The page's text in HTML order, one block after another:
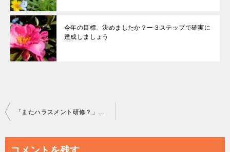
今年の目標、決めましたか？ー３ステップで確実に
達成しましょう
投
「またハラスメント研修？」と言われないために